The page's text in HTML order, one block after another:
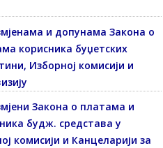
и допунама Закона о
корисника буџетских
Изборној комисији и
Закона о платама и
будж. средстава у
комисији и Канцеларији за